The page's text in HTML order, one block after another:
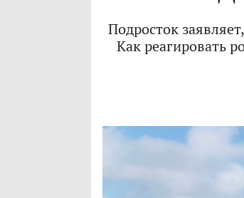
Подросток
Как реагировать